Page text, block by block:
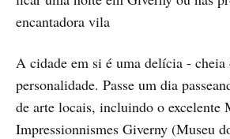
encantadora vila
A cidade em si é uma delícia - cheia
personalidade. Passe um dia
de arte locais, incluindo o excelente
Impressionnismes Giverny (Museu